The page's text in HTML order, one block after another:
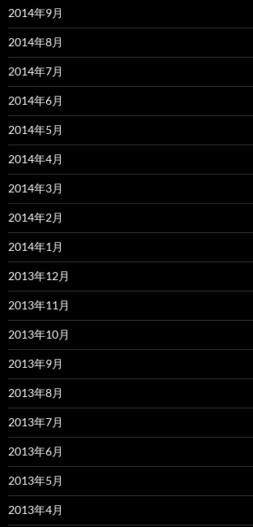
2014年9月
2014年8月
2014年7月
2014年6月
2014年5月
2014年4月
2014年3月
2014年2月
2014年1月
2013年12月
2013年11月
2013年10月
2013年9月
2013年8月
2013年7月
2013年6月
2013年5月
2013年4月